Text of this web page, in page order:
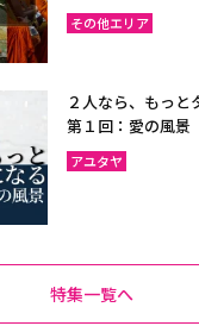
その他エリア
２人なら、もっと
第１回：愛の風景
アユタヤ
特集一覧へ